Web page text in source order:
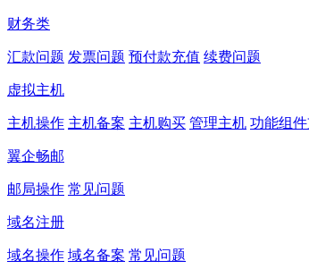
财务类
汇款问题 发票问题 预付款充值 续费问题
虚拟主机
主机操作 主机备案 主机购买 管理主机 功能组
翼企畅邮
邮局操作 常见问题
域名注册
域名操作 域名备案 常见问题